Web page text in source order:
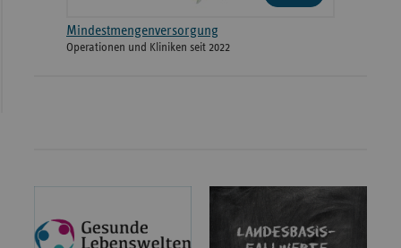
Mindestmengenversorgung
Operationen und Kliniken seit 2022